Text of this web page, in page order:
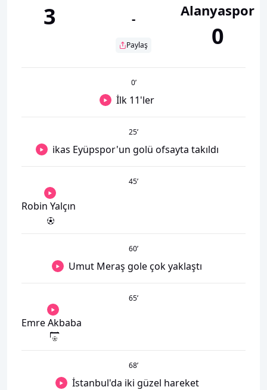
3 -
Paylaş
Alanyaspor
0
0’
İlk 11'ler
25’
ikas Eyüpspor'un golü ofsayta takıldı
45’
Robin Yalçın
60’
Umut Meraş gole çok yaklaştı
65’
Emre Akbaba
68’
İstanbul'da iki güzel hareket